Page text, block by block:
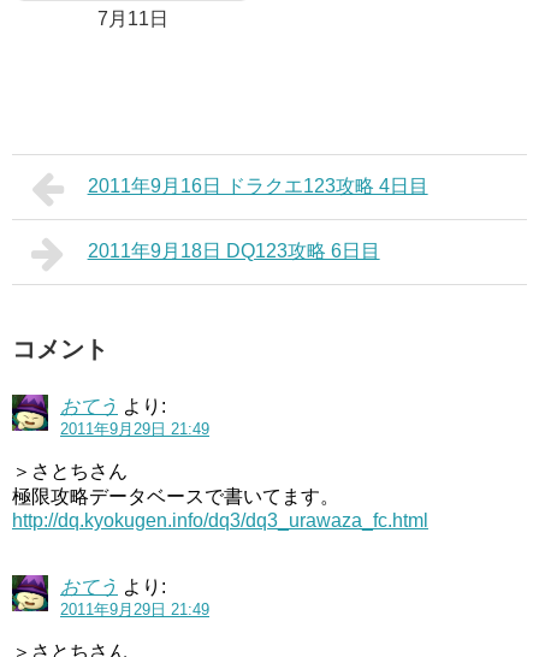
7月11日
2011年9月16日 ドラクエ123攻略 4日目
2011年9月18日 DQ123攻略 6日目
コメント
おてう より:
2011年9月29日 21:49
＞さとちさん
極限攻略データベースで書いてます。
http://dq.kyokugen.info/dq3/dq3_urawaza_fc.html
おてう より:
2011年9月29日 21:49
＞さとちさん